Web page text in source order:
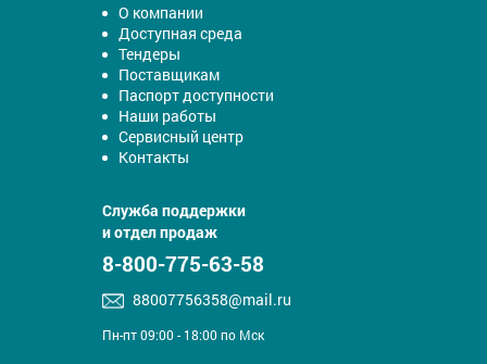
О компании
Доступная среда
Тендеры
Поставщикам
Паспорт доступности
Наши работы
Сервисный центр
Контакты
Служба поддержки
и отдел продаж
8-800-775-63-58
88007756358@mail.ru
Пн-пт 09:00 - 18:00 по Мск